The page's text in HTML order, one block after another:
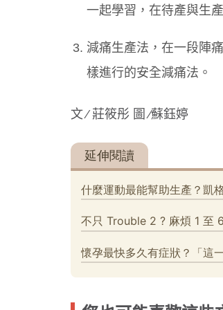
一起學習，在待產與生
減痛生產法，在一段陣
樣進行的安全減痛法。
文 ∕ 莊筱彤 圖 ∕蘇鈺婷